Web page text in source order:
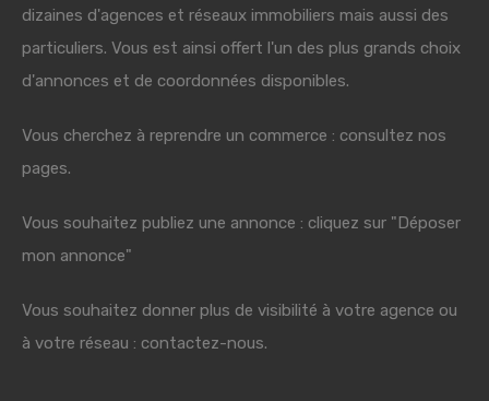
dizaines d'agences et réseaux immobiliers mais aussi des
particuliers. Vous est ainsi offert l'un des plus grands choix
d'annonces et de coordonnées disponibles.
Vous cherchez à reprendre un commerce : consultez nos
pages.
Vous souhaitez publiez une annonce : cliquez sur "Déposer
mon annonce"
Vous souhaitez donner plus de visibilité à votre agence ou
à votre réseau : contactez-nous.